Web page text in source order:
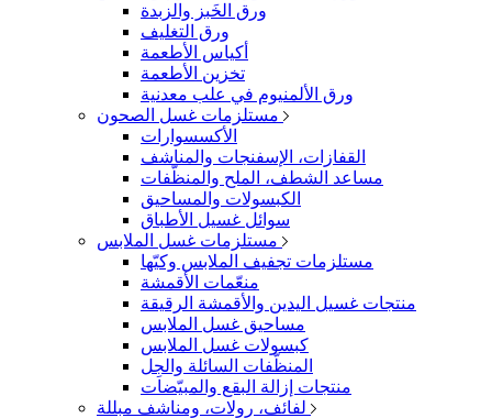
ورق الخَبز والزبدة
ورق التغليف
أكياس الأطعمة
تخزين الأطعمة
ورق الألمنيوم في علب معدنية
الأكسسوارات
القفازات، الإسفنجات والمناشف
مساعد الشطف، الملح والمنظّفات
الكبسولات والمساحيق
سوائل غسيل الأطباق
مستلزمات تجفيف الملابس وكيّها
منعّمات الأقمشة
منتجات غسيل اليدين والأقمشة الرقيقة
مساحيق غسل الملابس
كبسولات غسل الملابس
المنظّفات السائلة والجِل
منتجات إزالة البقع والمبيّضات